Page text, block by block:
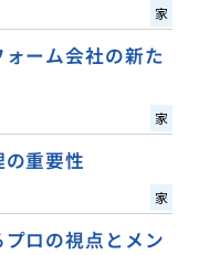
家
ーム会社の新た
家
重要性
家
ロの視点とメン